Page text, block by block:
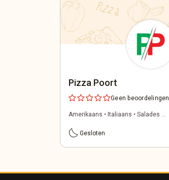
Pizza Poort
Geen beoordelingen
Amerikaans • Italiaans • Salades ...
bedtime Gesloten